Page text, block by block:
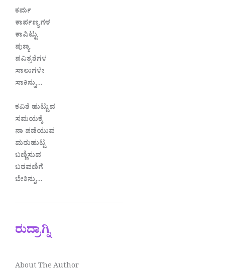
ಕರ್ಮ
ಕಾರ್ಪಣ್ಯಗಳ
ಕಾಪಿಟ್ಟು
ಪುಣ್ಯ
ಪವಿತ್ರತೆಗಳ
ಸಾಲುಗಳೇ
ಸಾಕಿನ್ನು…
ಕವಿತೆ ಹುಟ್ಟುವ
ಸಮಯಕ್ಕೆ
ನಾ ಪಡೆಯುವ
ಮರುಹುಟ್ಟ
ಬಣ್ಣಿಸುವ
ಬರವಣಿಗೆ
ಬೇಕಿನ್ನು…
——————————————-
ರುದ್ರಾಗ್ನಿ
About The Author